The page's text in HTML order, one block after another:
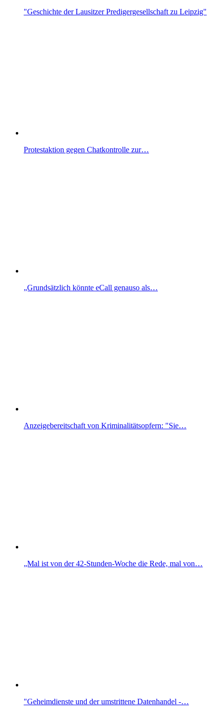
"Geschichte der Lausitzer Predigergesellschaft zu Leipzig"
Protestaktion gegen Chatkontrolle zur…
„Grundsätzlich könnte eCall genauso als…
Anzeigebereitschaft von Kriminalitätsopfern: "Sie…
„Mal ist von der 42-Stunden-Woche die Rede, mal von…
"Geheimdienste und der umstrittene Datenhandel -…